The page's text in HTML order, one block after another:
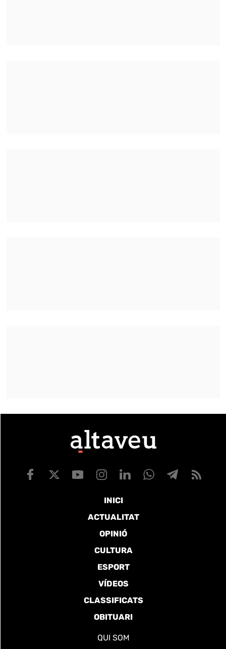
INICI
ACTUALITAT
OPINIÓ
CULTURA
ESPORT
VÍDEOS
CLASSIFICATS
OBITUARI
QUI SOM